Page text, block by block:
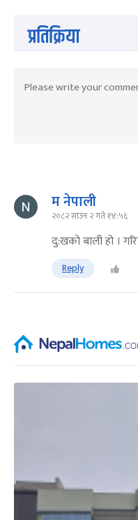
प्रतिक्रिया
म नेपाली
२०८२ साउन २ गते १४:५६
दु:खको बाली हो ।
Reply